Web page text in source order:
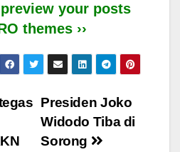
your posts
themes ››
Presiden Joko
Widodo Tiba di
Sorong